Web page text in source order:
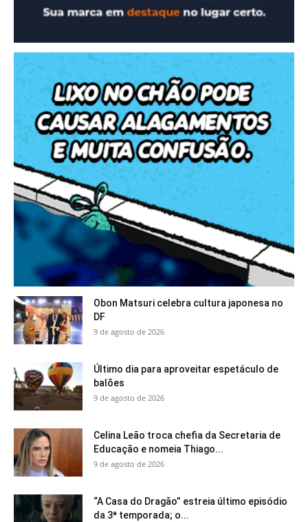
Obon Matsuri celebra cultura japonesa no
DF
9 de agosto de 2026
Último dia para aproveitar espetáculo de
balões
9 de agosto de 2026
Celina Leão troca chefia da Secretaria de
Educação e nomeia Thiago...
9 de agosto de 2026
“A Casa do Dragão” estreia último episódio
da 3ª temporada; o...